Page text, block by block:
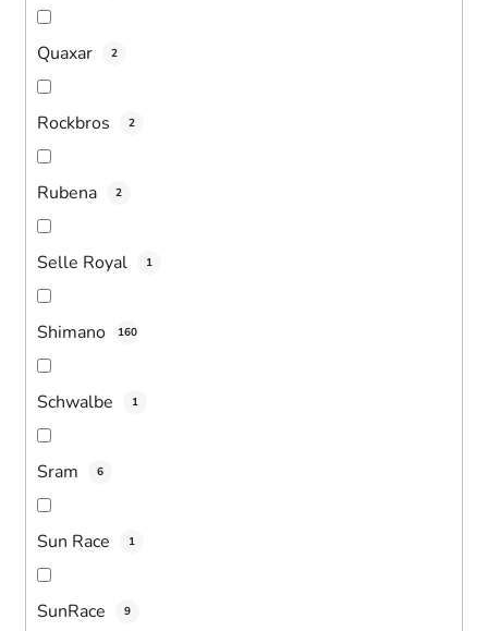
Quaxar 2
Rockbros 2
Rubena 2
Selle Royal 1
Shimano 160
Schwalbe 1
Sram 6
Sun Race 1
SunRace 9